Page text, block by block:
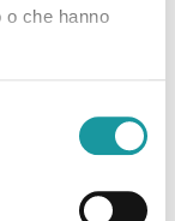
o che hanno
Direttoriale
Terzo-
focus-